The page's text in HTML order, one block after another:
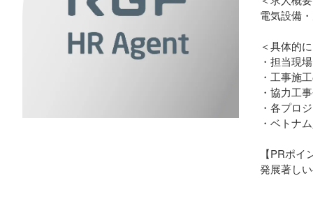
電気設備
＜具体的
・担当現
・工事施
・協力工
・各プロ
・ベトナ
【PRポイ
発展著し